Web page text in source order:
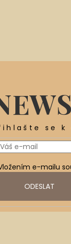
se k
e-mailu
ODESLAT